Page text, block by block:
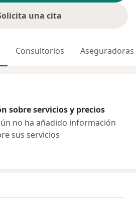
una cita
Consultorios Aseguradoras
sobre servicios y precios
no ha añadido información
sus servicios